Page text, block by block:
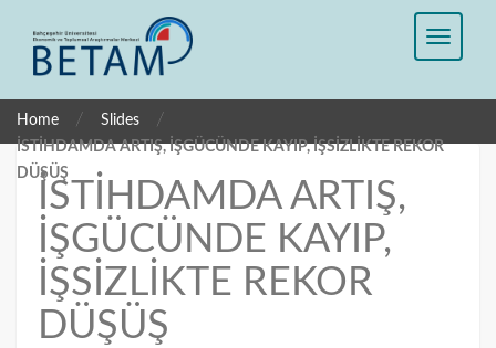
Home / Slides /
İSTİHDAMDA ARTIŞ, İŞGÜCÜNDE KAYIP, İŞSİZLİKTE REKOR
DÜŞÜŞ
İSTİHDAMDA ARTIŞ,
İŞGÜCÜNDE KAYIP,
İŞSİZLİKTE REKOR
DÜŞÜŞ